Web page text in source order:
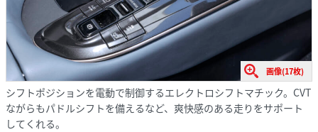
画像(17枚)
シフトポジションを電動で制御するエレクトロシフトマチック。CVT
ながらもパドルシフトを備えるなど、爽快感のある走りをサポート
してくれる。